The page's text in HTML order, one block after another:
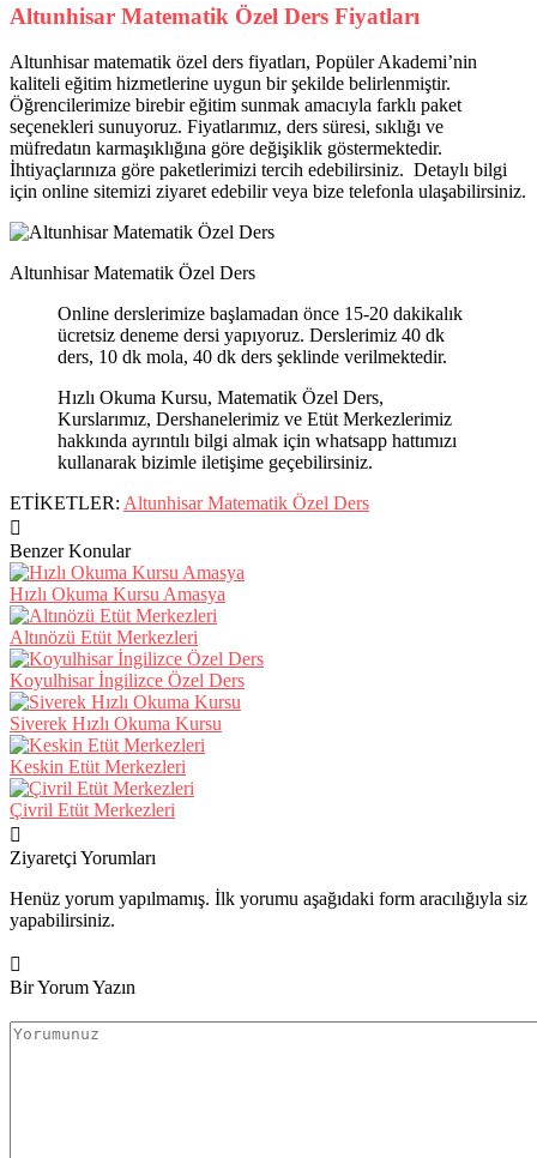
Altunhisar Matematik Özel Ders Fiyatları
Altunhisar matematik özel ders fiyatları, Popüler Akademi’nin
kaliteli eğitim hizmetlerine uygun bir şekilde belirlenmiştir.
Öğrencilerimize birebir eğitim sunmak amacıyla farklı paket
seçenekleri sunuyoruz. Fiyatlarımız, ders süresi, sıklığı ve
müfredatın karmaşıklığına göre değişiklik göstermektedir.
İhtiyaçlarınıza göre paketlerimizi tercih edebilirsiniz. Detaylı bilgi
için online sitemizi ziyaret edebilir veya bize telefonla ulaşabilirsiniz.
Altunhisar Matematik Özel Ders
Online derslerimize başlamadan önce 15-20 dakikalık
ücretsiz deneme dersi yapıyoruz. Derslerimiz 40 dk
ders, 10 dk mola, 40 dk ders şeklinde verilmektedir.
Hızlı Okuma Kursu, Matematik Özel Ders,
Kurslarımız, Dershanelerimiz ve Etüt Merkezlerimiz
hakkında ayrıntılı bilgi almak için whatsapp hattımızı
kullanarak bizimle iletişime geçebilirsiniz.
ETİKETLER: Altunhisar Matematik Özel Ders
Benzer Konular
Hızlı Okuma Kursu Amasya
Altınözü Etüt Merkezleri
Koyulhisar İngilizce Özel Ders
Siverek Hızlı Okuma Kursu
Keskin Etüt Merkezleri
Çivril Etüt Merkezleri
Ziyaretçi Yorumları
Henüz yorum yapılmamış. İlk yorumu aşağıdaki form aracılığıyla siz
yapabilirsiniz.
Bir Yorum Yazın